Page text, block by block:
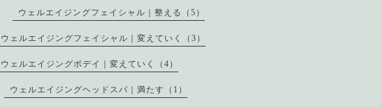
ウェルエイジングフェイシャル｜整える（5）
ウェルエイジングフェイシャル｜変えていく（3）
ウェルエイジングボデイ｜変えていく（4）
ウェルエイジングヘッドスパ｜満たす（1）